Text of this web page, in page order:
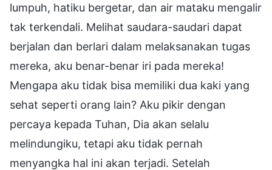
lumpuh, hatiku bergetar, dan air mataku mengalir
tak terkendali. Melihat saudara-saudari dapat
berjalan dan berlari dalam melaksanakan tugas
mereka, aku benar-benar iri pada mereka!
Mengapa aku tidak bisa memiliki dua kaki yang
sehat seperti orang lain? Aku pikir dengan
percaya kepada Tuhan, Dia akan selalu
melindungiku, tetapi aku tidak pernah
menyangka hal ini akan terjadi. Setelah